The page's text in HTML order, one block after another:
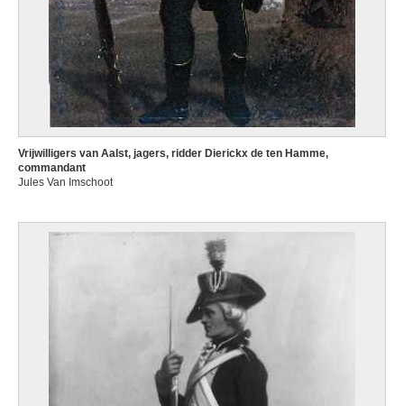
Vrijwilligers van Aalst, jagers, ridder Dierickx de ten Hamme,
commandant
Jules Van Imschoot